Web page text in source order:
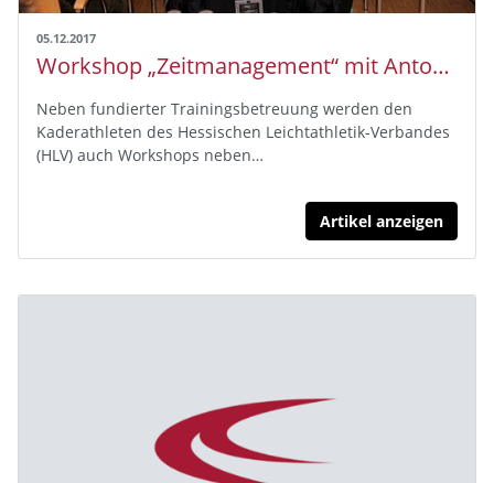
05.12.2017
Workshop „Zeitmanagement“ mit Antonia Werner
Neben fundierter Trainingsbetreuung werden den
Kaderathleten des Hessischen Leichtathletik-Verbandes
(HLV) auch Workshops neben…
Artikel anzeigen